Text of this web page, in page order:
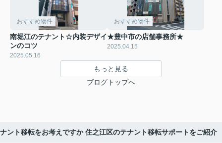
おすすめ物件
南堀江のテナント☆内装デザイ
ンのコツ
2025.05.16
おすすめ物件
★豊中市の店舗事務所★
2025.04.15
もっと見る
ブログトップへ
ント移転をお考えですか 住之江区のテナント移転サポートをご紹介